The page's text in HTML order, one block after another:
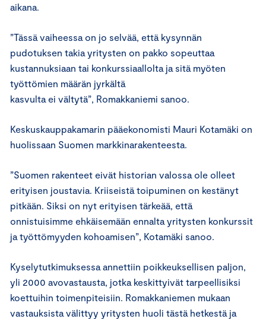
aikana.
”Tässä vaiheessa on jo selvää, että kysynnän
pudotuksen takia yritysten on pakko sopeuttaa
kustannuksiaan tai konkurssiaallolta ja sitä myöten
työttömien määrän jyrkältä
kasvulta ei vältytä”, Romakkaniemi sanoo.
Keskuskauppakamarin pääekonomisti Mauri Kotamäki on
huolissaan Suomen markkinarakenteesta.
”Suomen rakenteet eivät historian valossa ole olleet
erityisen joustavia. Kriiseistä toipuminen on kestänyt
pitkään. Siksi on nyt erityisen tärkeää, että
onnistuisimme ehkäisemään ennalta yritysten konkurssit
ja työttömyyden kohoamisen”, Kotamäki sanoo.
Kyselytutkimuksessa annettiin poikkeuksellisen paljon,
yli 2000 avovastausta, jotka keskittyivät tarpeellisiksi
koettuihin toimenpiteisiin. Romakkaniemen mukaan
vastauksista välittyy yritysten huoli tästä hetkestä ja